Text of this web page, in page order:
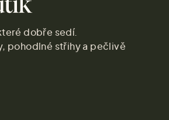
dobře sedí.
pohodlné střihy a pečlivě